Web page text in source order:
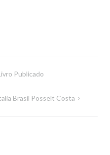
Publicado
Brasil Posselt Costa